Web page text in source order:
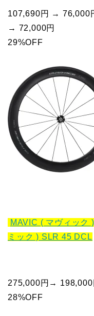
107,690円 → 76,000
→ 72,000円
29%OFF
MAVIC ( マヴィック
ミック ) SLR 45 DCL
275,000円→ 198,000
28%OFF